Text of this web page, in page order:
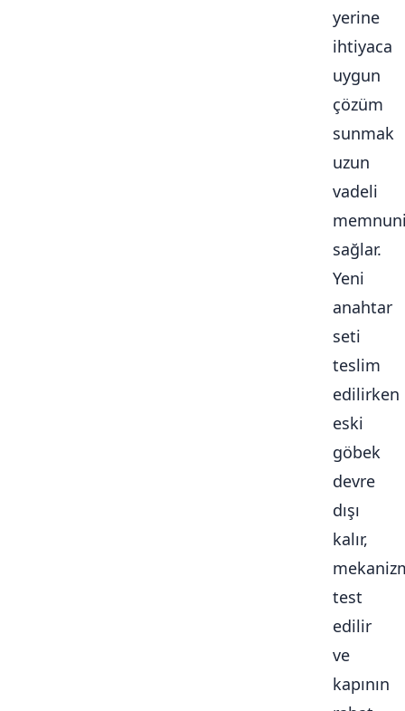
yerine
ihtiyaca
uygun
çözüm
sunmak
uzun
vadeli
sağlar.
Yeni
anahtar
seti
teslim
edilirken
eski
göbek
devre
dışı
kalır,
test
edilir
ve
kapının